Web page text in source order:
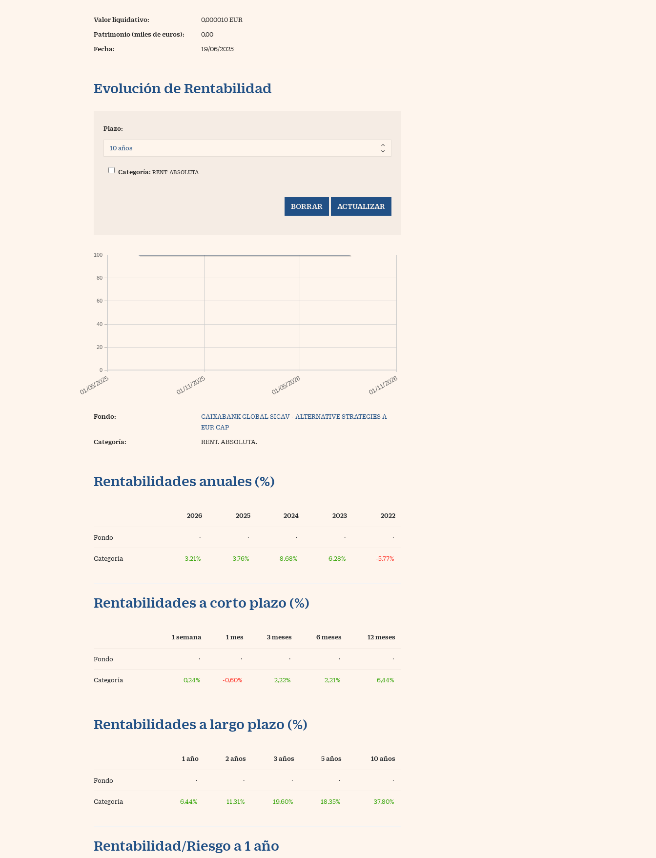
Valor liquidativo: 0,000010 EUR
Patrimonio (miles de euros): 0,00
Fecha: 19/06/2025
Evolución de Rentabilidad
Plazo:
Categoría: RENT. ABSOLUTA.
0
20
40
60
80
100
Fondo:
CAIXABANK GLOBAL SICAV - ALTERNATIVE STRATEGIES A
EUR CAP
Categoría: RENT. ABSOLUTA.
Rentabilidades anuales (%)
2026 2025 2024 2023 2022
Fondo · · · · ·
Categoría 3,21% 3,76% 8,68% 6,28% -5,77%
Rentabilidades a corto plazo (%)
1 semana 1 mes 3 meses 6 meses 12 meses
Fondo · · · · ·
Categoría 0,24% -0,60% 2,22% 2,21% 6,44%
Rentabilidades a largo plazo (%)
1 año 2 años 3 años 5 años 10 años
Fondo · · · · ·
Categoría 6,44% 11,31% 19,60% 18,35% 37,80%
Rentabilidad/Riesgo a 1 año